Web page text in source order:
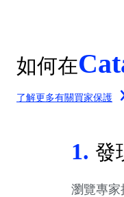
如何在
了解更多有關買家保護
1. 發
瀏覽專家